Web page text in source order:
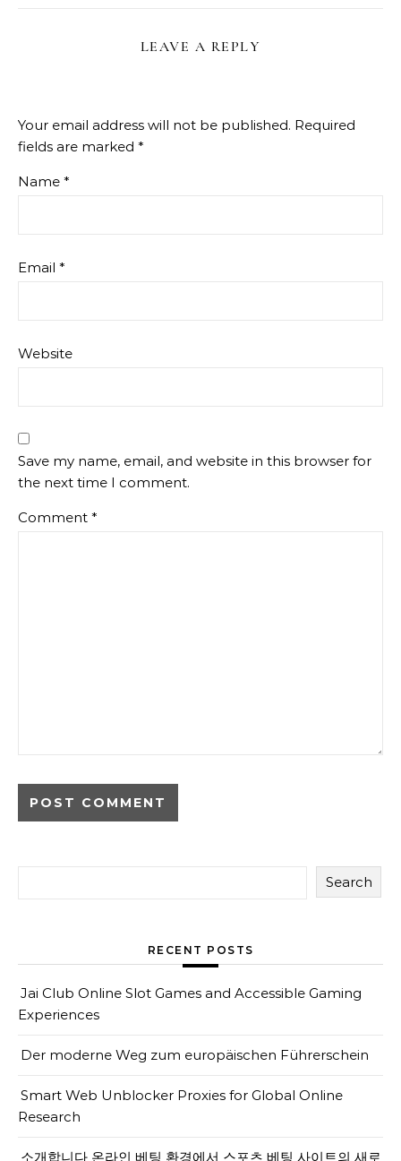
LEAVE A REPLY
Your email address will not be published. Required
fields are marked *
Name *
Email *
Website
Save my name, email, and website in this browser for
the next time I comment.
Comment *
Search
RECENT POSTS
Jai Club Online Slot Games and Accessible Gaming
Experiences
Der moderne Weg zum europäischen Führerschein
Smart Web Unblocker Proxies for Global Online
Research
소개합니다 온라인 베팅 환경에서 스포츠 베팅 사이트의 새로